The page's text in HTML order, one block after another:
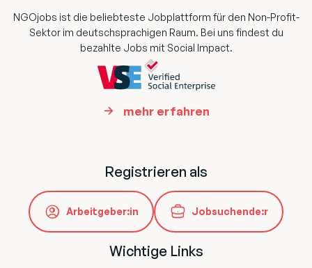
NGOjobs ist die beliebteste Jobplattform für den Non-Profit-
Sektor im deutschsprachigen Raum. Bei uns findest du
bezahlte Jobs mit Social Impact.
mehr erfahren
Registrieren als
Arbeitgeber:in Jobsuchende:r
Wichtige Links